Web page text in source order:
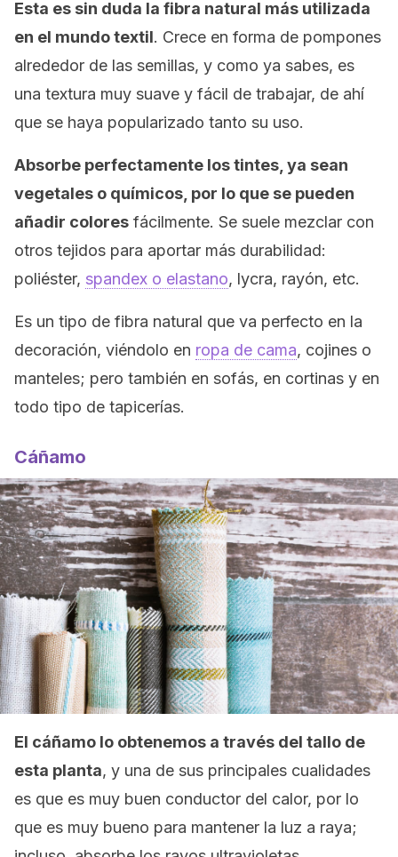
Esta es sin duda la fibra natural más utilizada
en el mundo textil. Crece en forma de pompones
alrededor de las semillas, y como ya sabes, es
una textura muy suave y fácil de trabajar, de ahí
que se haya popularizado tanto su uso.
Absorbe perfectamente los tintes, ya sean
vegetales o químicos, por lo que se pueden
añadir colores fácilmente. Se suele mezclar con
otros tejidos para aportar más durabilidad:
poliéster, spandex o elastano, lycra, rayón, etc.
Es un tipo de fibra natural que va perfecto en la
decoración, viéndolo en ropa de cama, cojines o
manteles; pero también en sofás, en cortinas y en
todo tipo de tapicerías.
Cáñamo
El cáñamo lo obtenemos a través del tallo de
esta planta, y una de sus principales cualidades
es que es muy buen conductor del calor, por lo
que es muy bueno para mantener la luz a raya;